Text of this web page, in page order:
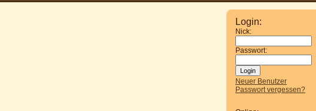
Login:
Nick:
Passwort:
Neuer Benutzer
Passwort vergessen?